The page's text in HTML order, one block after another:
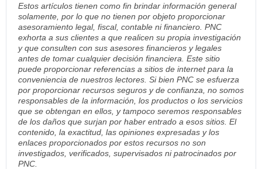
Estos artículos tienen como fin brindar información general
solamente, por lo que no tienen por objeto proporcionar
asesoramiento legal, fiscal, contable ni financiero. PNC
exhorta a sus clientes a que realicen su propia investigación
y que consulten con sus asesores financieros y legales
antes de tomar cualquier decisión financiera. Este sitio
puede proporcionar referencias a sitios de internet para la
conveniencia de nuestros lectores. Si bien PNC se esfuerza
por proporcionar recursos seguros y de confianza, no somos
responsables de la información, los productos o los servicios
que se obtengan en ellos, y tampoco seremos responsables
de los daños que surjan por haber entrado a esos sitios. El
contenido, la exactitud, las opiniones expresadas y los
enlaces proporcionados por estos recursos no son
investigados, verificados, supervisados ni patrocinados por
PNC.